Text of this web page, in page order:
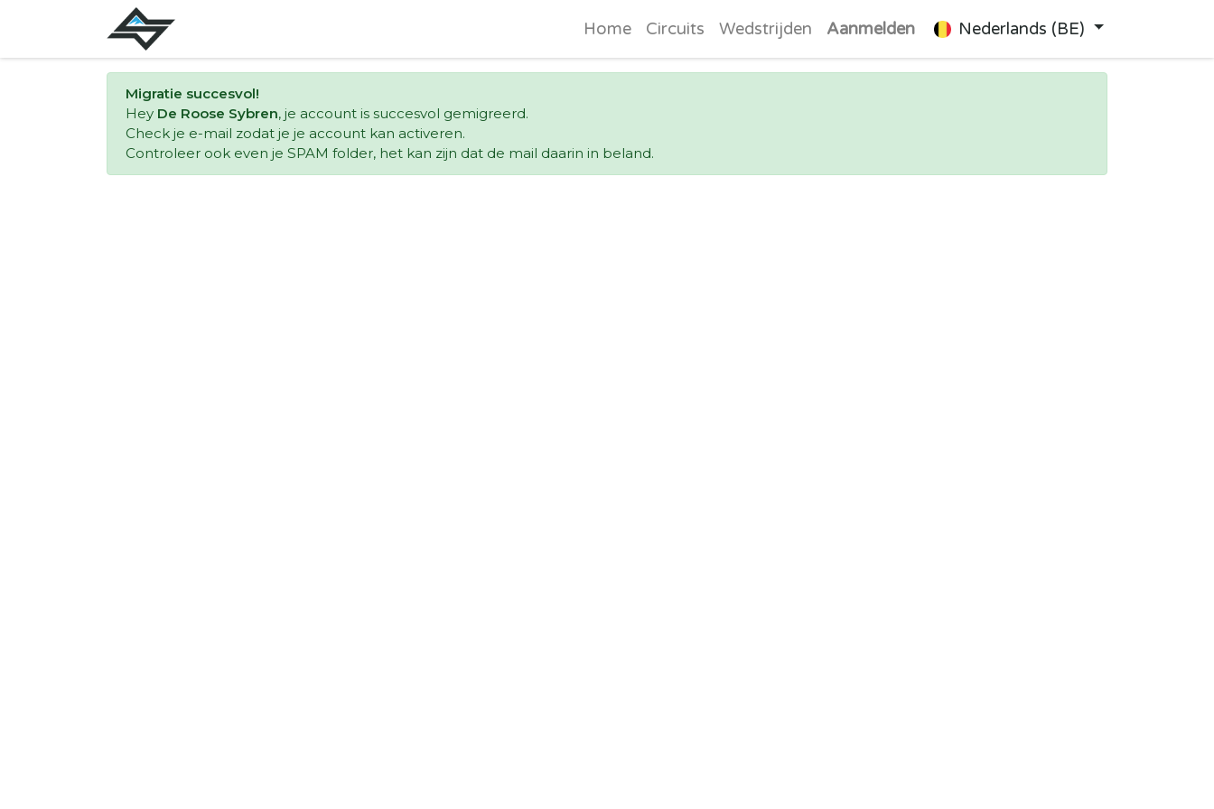
Home Circuits Wedstrijden Aanmelden Nederlands (BE)
Migratie succesvol!
Hey De Roose Sybren, je account is succesvol gemigreerd.
Check je e-mail zodat je je account kan activeren.
Controleer ook even je SPAM folder, het kan zijn dat de mail daarin in beland.